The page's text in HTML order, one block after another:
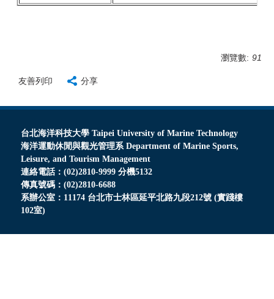
瀏覽數: 91
友善列印 分享
台北海洋科技大學 Taipei University of Marine Technology
海洋運動休閒與觀光管理系 Department of Marine Sports,
Leisure, and Tourism Management
連絡電話：(02)2810-9999 分機5132
傳真號碼：(02)2810-6688
系辦公室：11174 台北市士林區延平北路九段212號 (實踐樓
102室)